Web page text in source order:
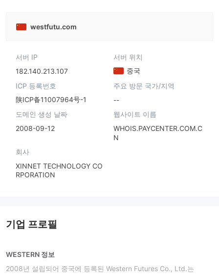
westfutu.com
서버 IP
182.140.213.107
서버 위치
중국
ICP 등록번호
陕ICP备11007964号-1
주요 방문 국가/지역
--
도메인 생성 날짜
2008-09-12
웹사이트 이름
WHOIS.PAYCENTER.COM.C
N
회사
XINNET TECHNOLOGY CO
RPORATION
기업 프로필
WESTERN 정보
2008년 설립되어 중국에 등록된 Western Futures Co., Ltd.는